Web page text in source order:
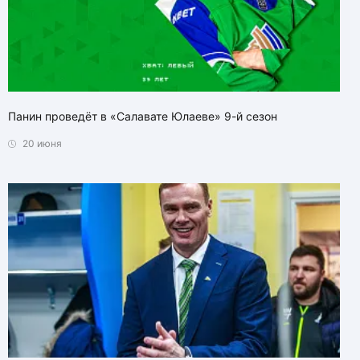
Панин проведёт в «Салавате Юлаеве» 9-й сезон
20 июня